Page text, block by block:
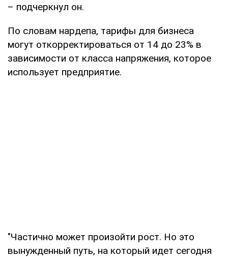
– подчеркнул он.
По словам нардепа, тарифы для бизнеса
могут откорректироваться от 14 до 23% в
зависимости от класса напряжения, которое
использует предприятие.
"Частично может произойти рост. Но это
вынужденный путь, на который идет сегодня